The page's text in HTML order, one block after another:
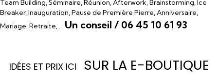
Team Building, Séminaire, Réunion, Afterwork, Brainstorming, Ice
Breaker, Inauguration, Pause de Première Pierre, Anniversaire,
Mariage, Retraite,… Un conseil / 06 45 10 61 93
IDÉES ET PRIX ICI SUR LA E-BOUTIQUE